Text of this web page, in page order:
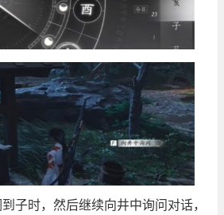
子时，然后继续向井中询问对话，